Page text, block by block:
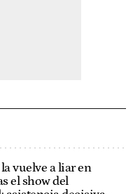
vuelve a liar en
el show del